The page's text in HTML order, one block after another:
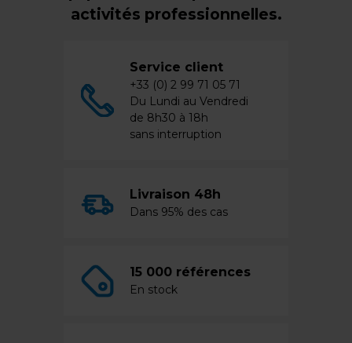
activités professionnelles.
Service client
+33 (0) 2 99 71 05 71
Du Lundi au Vendredi
de 8h30 à 18h
sans interruption
Livraison 48h
Dans 95% des cas
15 000 références
En stock